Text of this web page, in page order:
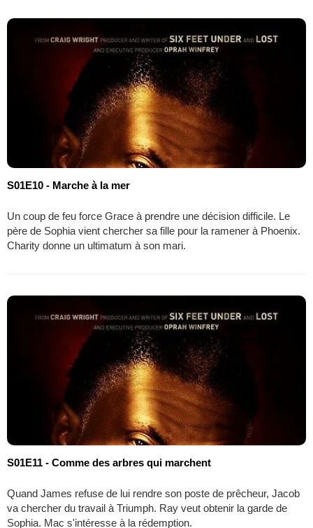
S01E10 - Marche à la mer
Un coup de feu force Grace à prendre une décision difficile. Le
père de Sophia vient chercher sa fille pour la ramener à Phoenix.
Charity donne un ultimatum à son mari.
S01E11 - Comme des arbres qui marchent
Quand James refuse de lui rendre son poste de prêcheur, Jacob
va chercher du travail à Triumph. Ray veut obtenir la garde de
Sophia. Mac s'intéresse à la rédemption.